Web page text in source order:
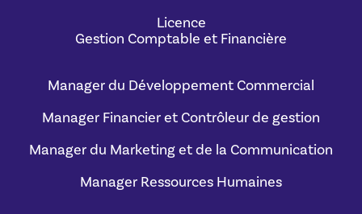
Licence
Gestion Comptable et Financière
Manager du Développement Commercial
Manager Financier et Contrôleur de gestion
Manager du Marketing et de la Communication
Manager Ressources Humaines